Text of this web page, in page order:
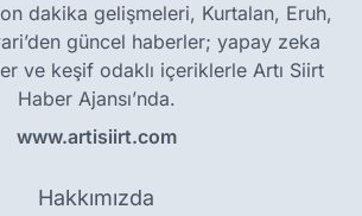
dakika gelişmeleri, Kurtalan, Eruh,
güncel haberler; yapay zeka
ve keşif odaklı içeriklerle Artı Siirt
Haber Ajansı’nda.
www.artisiirt.com
Hakkımızda